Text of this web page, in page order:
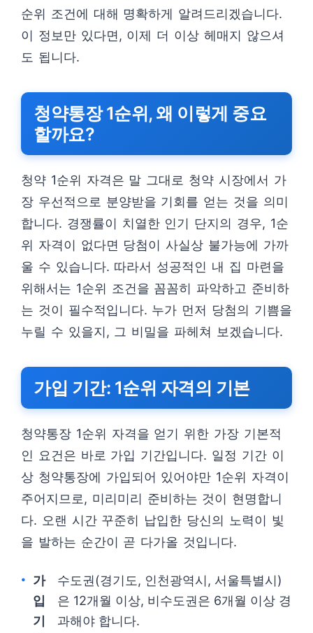
순위 조건에 대해 명확하게 알려드리겠습니다.
이 정보만 있다면, 이제 더 이상 헤매지 않으셔
도 됩니다.
청약통장 1순위, 왜 이렇게 중요
할까요?
청약 1순위 자격은 말 그대로 청약 시장에서 가
장 우선적으로 분양받을 기회를 얻는 것을 의미
합니다. 경쟁률이 치열한 인기 단지의 경우, 1순
위 자격이 없다면 당첨이 사실상 불가능에 가까
울 수 있습니다. 따라서 성공적인 내 집 마련을
위해서는 1순위 조건을 꼼꼼히 파악하고 준비하
는 것이 필수적입니다. 누가 먼저 당첨의 기쁨을
누릴 수 있을지, 그 비밀을 파헤쳐 보겠습니다.
가입 기간: 1순위 자격의 기본
청약통장 1순위 자격을 얻기 위한 가장 기본적
인 요건은 바로 가입 기간입니다. 일정 기간 이
상 청약통장에 가입되어 있어야만 1순위 자격이
주어지므로, 미리미리 준비하는 것이 현명합니
다. 오랜 시간 꾸준히 납입한 당신의 노력이 빛
을 발하는 순간이 곧 다가올 것입니다.
가
입
기
수도권(경기도, 인천광역시, 서울특별시)
은 12개월 이상, 비수도권은 6개월 이상 경
과해야 합니다.